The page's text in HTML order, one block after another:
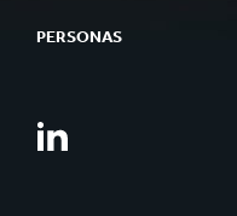
PERSONAS